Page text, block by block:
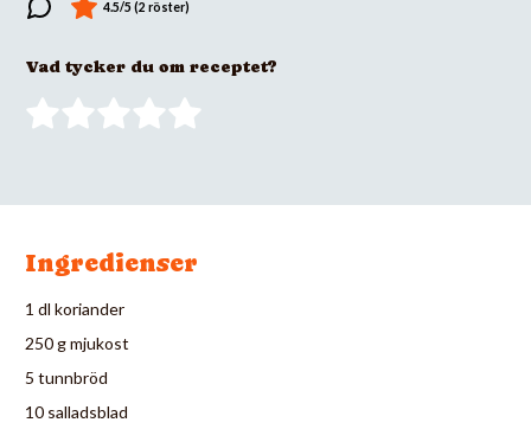
Vad tycker du om receptet?
Ingredienser
1 dl koriander
250 g mjukost
5 tunnbröd
10 salladsblad